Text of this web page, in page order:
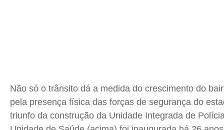
Não só o trânsito dá a medida do crescimento do
pela presença física das forças de segurança do
triunfo da construção da Unidade Integrada de